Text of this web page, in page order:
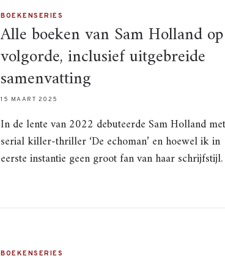
BOEKENSERIES
Alle boeken van Sam Holland op
volgorde, inclusief uitgebreide
samenvatting
15 MAART 2025
In de lente van 2022 debuteerde Sam Holland
serial killer-thriller ‘De echoman’ en hoewel ik in
eerste instantie geen groot fan van haar
BOEKENSERIES